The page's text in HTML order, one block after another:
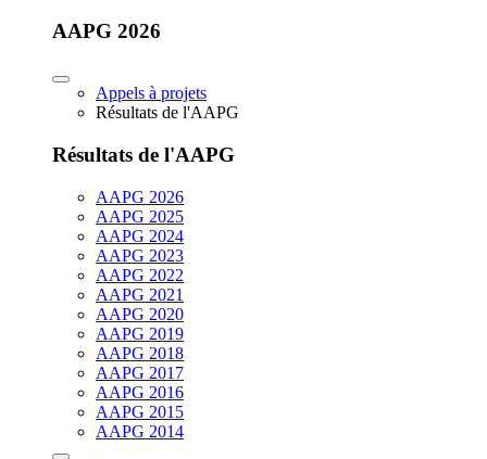
AAPG 2026
Appels à projets
Résultats de l'AAPG
Résultats de l'AAPG
AAPG 2026
AAPG 2025
AAPG 2024
AAPG 2023
AAPG 2022
AAPG 2021
AAPG 2020
AAPG 2019
AAPG 2018
AAPG 2017
AAPG 2016
AAPG 2015
AAPG 2014